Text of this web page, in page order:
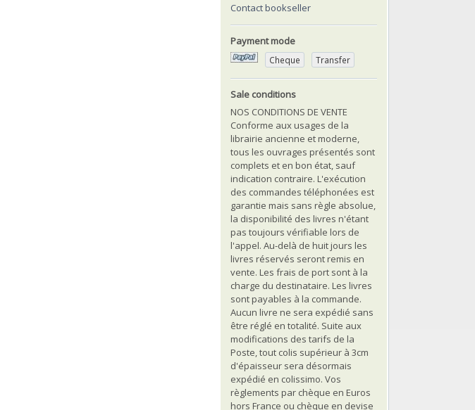
Contact bookseller
Payment mode
Cheque Transfer
Sale conditions
NOS CONDITIONS DE VENTE
Conforme aux usages de la
librairie ancienne et moderne,
tous les ouvrages présentés sont
complets et en bon état, sauf
indication contraire. L'exécution
des commandes téléphonées est
garantie mais sans règle absolue,
la disponibilité des livres n'étant
pas toujours vérifiable lors de
l'appel. Au-delà de huit jours les
livres réservés seront remis en
vente. Les frais de port sont à la
charge du destinataire. Les livres
sont payables à la commande.
Aucun livre ne sera expédié sans
être réglé en totalité. Suite aux
modifications des tarifs de la
Poste, tout colis supérieur à 3cm
d'épaisseur sera désormais
expédié en colissimo. Vos
règlements par chèque en Euros
hors France ou chèque en devise